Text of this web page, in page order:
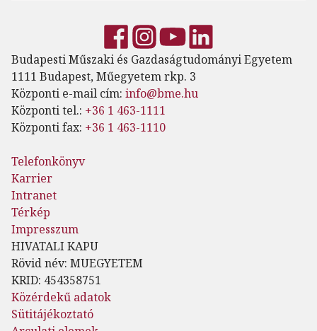
Budapesti Műszaki és Gazdaságtudományi Egyetem
1111 Budapest, Műegyetem rkp. 3
Központi e-mail cím: info@bme.hu
Központi tel.: +36 1 463-1111
Központi fax: +36 1 463-1110
Telefonkönyv
Karrier
Intranet
Térkép
Impresszum
HIVATALI KAPU
Rövid név: MUEGYETEM
KRID: 454358751
Közérdekű adatok
Sütitájékoztató